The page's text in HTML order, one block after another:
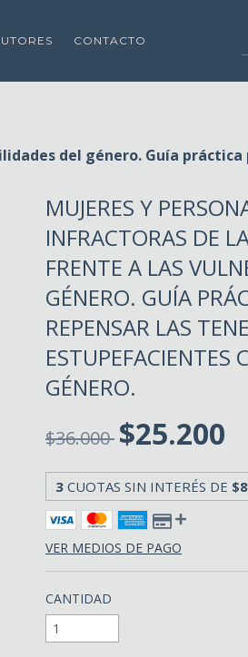
CONTACTO
del género. Guía
MUJERES Y
INFRACTORAS DE
FRENTE A LAS
GÉNERO. GUÍA
REPENSAR LAS
ESTUPEFACIENTES
GÉNERO.
$36.000 $25.200
3 CUOTAS SIN INTERÉS DE
VER MEDIOS DE PAGO
CANTIDAD